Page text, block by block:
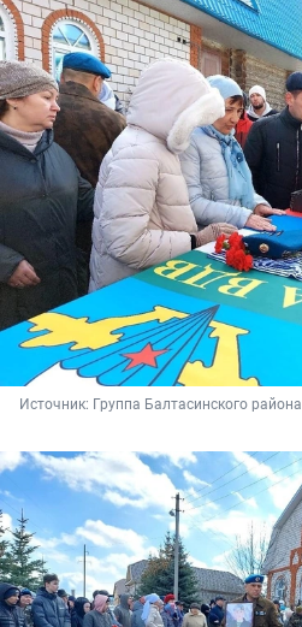
Источник: Группа Балтасинского района